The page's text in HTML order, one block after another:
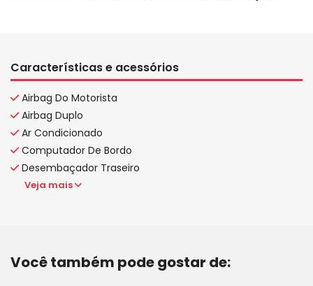
Características e acessórios
Airbag Do Motorista
Airbag Duplo
Ar Condicionado
Computador De Bordo
Desembaçador Traseiro
Veja mais
Você também pode gostar de: